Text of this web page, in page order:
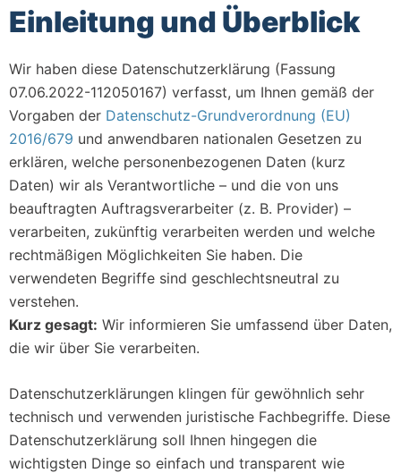
Einleitung und Überblick
Wir haben diese Datenschutzerklärung (Fassung
07.06.2022-112050167) verfasst, um Ihnen gemäß der
Vorgaben der Datenschutz-Grundverordnung (EU)
2016/679 und anwendbaren nationalen Gesetzen zu
erklären, welche personenbezogenen Daten (kurz
Daten) wir als Verantwortliche – und die von uns
beauftragten Auftragsverarbeiter (z. B. Provider) –
verarbeiten, zukünftig verarbeiten werden und welche
rechtmäßigen Möglichkeiten Sie haben. Die
verwendeten Begriffe sind geschlechtsneutral zu
verstehen.
Kurz gesagt: Wir informieren Sie umfassend über Daten,
die wir über Sie verarbeiten.
Datenschutzerklärungen klingen für gewöhnlich sehr
technisch und verwenden juristische Fachbegriffe. Diese
Datenschutzerklärung soll Ihnen hingegen die
wichtigsten Dinge so einfach und transparent wie